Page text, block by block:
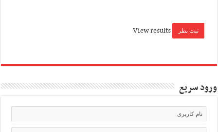
View results
ورود سریع